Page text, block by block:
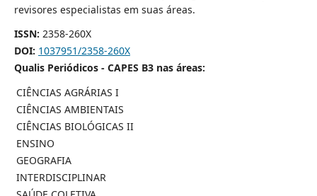
revisores especialistas em suas áreas.
ISSN: 2358-260X
DOI: 1037951/2358-260X
Qualis Periódicos - CAPES B3 nas áreas:
CIÊNCIAS AGRÁRIAS I
CIÊNCIAS AMBIENTAIS
CIÊNCIAS BIOLÓGICAS II
ENSINO
GEOGRAFIA
INTERDISCIPLINAR